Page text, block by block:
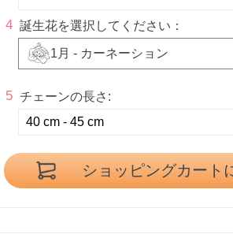
4 誕生花を選択してください：
1月 - カーネーション
5 チェーンの長さ: